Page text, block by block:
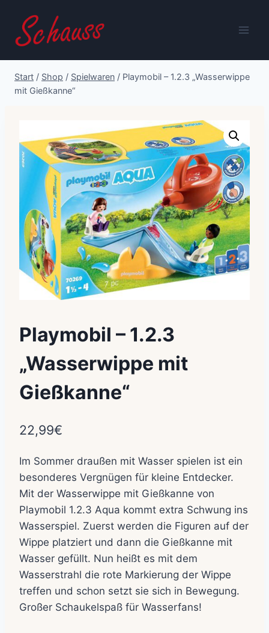
Inhalt
springen
Start / Shop / Spielwaren / Playmobil – 1.2.3 „Wasserwippe
mit Gießkanne“
Playmobil – 1.2.3
„Wasserwippe mit
Gießkanne“
22,99€
Im Sommer draußen mit Wasser spielen ist ein
besonderes Vergnügen für kleine Entdecker.
Mit der Wasserwippe mit Gießkanne von
Playmobil 1.2.3 Aqua kommt extra Schwung ins
Wasserspiel. Zuerst werden die Figuren auf der
Wippe platziert und dann die Gießkanne mit
Wasser gefüllt. Nun heißt es mit dem
Wasserstrahl die rote Markierung der Wippe
treffen und schon setzt sie sich in Bewegung.
Großer Schaukelspaß für Wasserfans!